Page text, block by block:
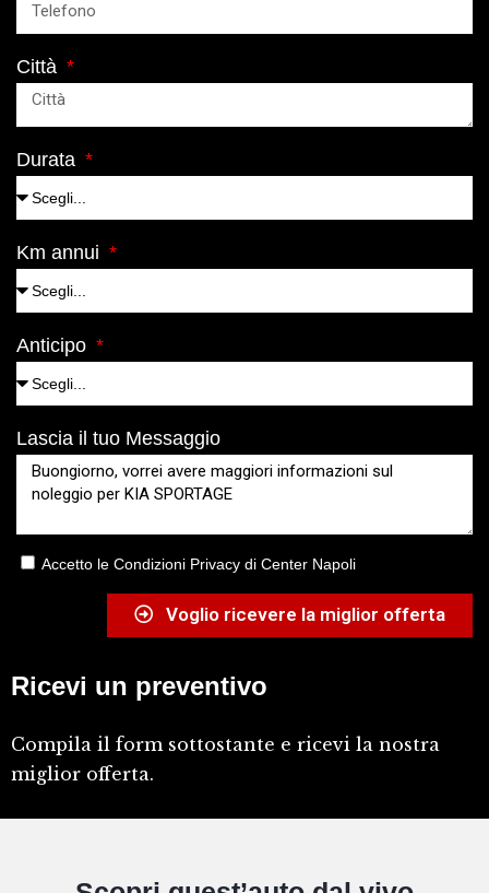
Città
Durata
Km annui
Anticipo
Lascia il tuo Messaggio
Accetto le Condizioni Privacy di Center Napoli
Voglio ricevere la miglior offerta
Ricevi un preventivo
Compila il form sottostante e ricevi la nostra
miglior offerta.